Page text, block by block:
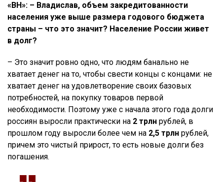
«ВН»: – Владислав, объем закредитованности
населения уже выше размера годового бюджета
страны – что это значит? Население России живет
в долг?
– Это значит ровно одно, что людям банально не
хватает денег на то, чтобы свести концы с концами: не
хватает денег на удовлетворение своих базовых
потребностей, на покупку товаров первой
необходимости. Поэтому уже с начала этого года долги
россиян выросли практически на 2 трлн рублей, в
прошлом году выросли более чем на 2,5 трлн рублей,
причем это чистый прирост, то есть новые долги без
погашения.